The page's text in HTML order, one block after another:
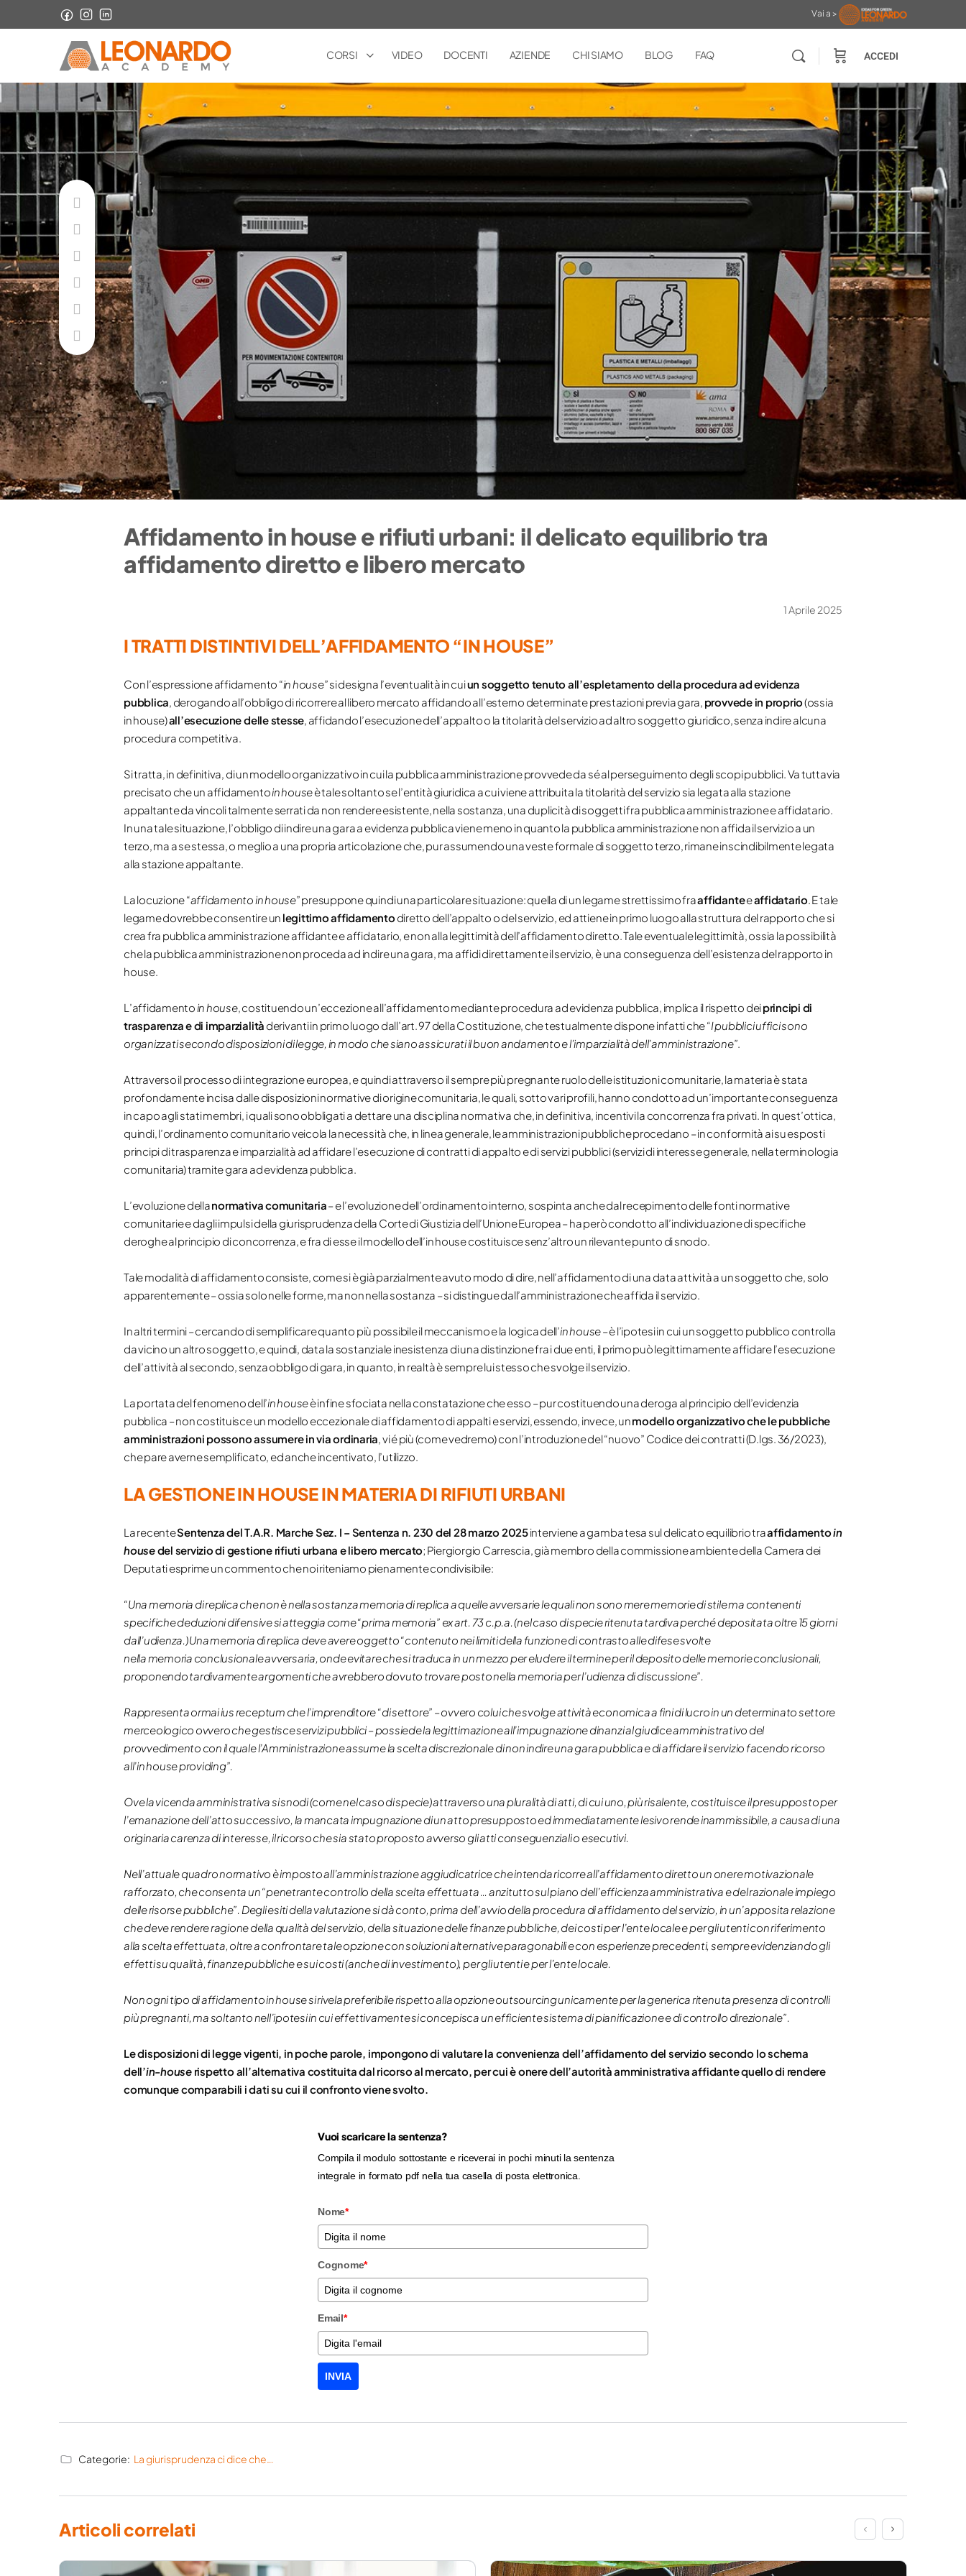
Vai a >
CORSI VIDEO DOCENTI AZIENDE CHI SIAMO BLOG FAQ ACCEDI
Affidamento in house e rifiuti urbani: il delicato equilibrio tra
affidamento diretto e libero mercato
1 Aprile 2025
I TRATTI DISTINTIVI DELL’AFFIDAMENTO “IN HOUSE”
Con l’espressione affidamento “in house” si designa l’eventualità in cuiun soggetto tenuto all’espletamento della procedura ad evidenza
pubblica, derogando all’obbligo di ricorrere al libero mercato affidando all’esterno determinate prestazioni previa gara, provvede in proprio(ossia
in house)all’esecuzione delle stesse, affidando l’esecuzione dell’appalto o la titolarità del servizio ad altro soggetto giuridico, senza indire alcuna
procedura competitiva.
Si tratta, in definitiva, di un modello organizzativo in cui la pubblica amministrazione provvede da sé al perseguimento degli scopi pubblici. Va tuttavia
precisato che un affidamentoin houseè tale soltanto se l’entità giuridica a cui viene attribuita la titolarità del servizio sia legata alla stazione
appaltante da vincoli talmente serrati da non rendere esistente, nella sostanza, una duplicità di soggetti fra pubblica amministrazione e affidatario.
In una tale situazione, l’obbligo di indire una gara a evidenza pubblica viene meno in quanto la pubblica amministrazione non affida il servizio a un
terzo, ma a se stessa, o meglio a una propria articolazione che, pur assumendo una veste formale di soggetto terzo, rimane inscindibilmente legata
alla stazione appaltante.
La locuzione “affidamento in house” presuppone quindi una particolare situazione: quella di un legame strettissimo fraaffidanteeaffidatario. E tale
legame dovrebbe consentire un legittimo affidamento diretto dell’appalto o del servizio, ed attiene in primo luogo alla struttura del rapporto che si
crea fra pubblica amministrazione affidante e affidatario, e non alla legittimità dell’affidamento diretto. Tale eventuale legittimità, ossia la possibilità
che la pubblica amministrazione non proceda ad indire una gara, ma affidi direttamente il servizio, è una conseguenza dell’esistenza del rapporto in
house.
L’affidamentoin house, costituendo un’eccezione all’affidamento mediante procedura ad evidenza pubblica, implica il rispetto deiprincipi di
trasparenza e di imparzialità derivanti in primo luogo dall’art. 97 della Costituzione, che testualmente dispone infatti che “I pubblici uffici sono
organizzati secondo disposizioni di legge, in modo che siano assicurati il buon andamento e l’imparzialità dell’amministrazione”.
Attraverso il processo di integrazione europea, e quindi attraverso il sempre più pregnante ruolo delle istituzioni comunitarie, la materia è stata
profondamente incisa dalle disposizioni normative di origine comunitaria, le quali, sotto vari profili, hanno condotto ad un’importante conseguenza
in capo agli stati membri, i quali sono obbligati a dettare una disciplina normativa che, in definitiva, incentivi la concorrenza fra privati. In quest’ottica,
quindi, l’ordinamento comunitario veicola la necessità che, in linea generale, le amministrazioni pubbliche procedano – in conformità ai su esposti
principi di trasparenza e imparzialità ad affidare l’esecuzione di contratti di appalto e di servizi pubblici (servizi di interesse generale, nella terminologia
comunitaria) tramite gara ad evidenza pubblica.
L’evoluzione dellanormativa comunitaria– e l’evoluzione dell’ordinamento interno, sospinta anche dal recepimento delle fonti normative
comunitarie e dagli impulsi della giurisprudenza della Corte di Giustizia dell’Unione Europea – ha però condotto all’individuazione di specifiche
deroghe al principio di concorrenza, e fra di esse il modello dell’in house costituisce senz’altro un rilevante punto di snodo.
Tale modalità di affidamento consiste, come si è già parzialmente avuto modo di dire, nell’affidamento di una data attività a un soggetto che, solo
apparentemente – ossia solo nelle forme, ma non nella sostanza – si distingue dall’amministrazione che affida il servizio.
In altri termini – cercando di semplificare quanto più possibile il meccanismo e la logica dell’in house– è l’ipotesi in cui un soggetto pubblico controlla
da vicino un altro soggetto, e quindi, data la sostanziale inesistenza di una distinzione fra i due enti, il primo può legittimamente affidare l’esecuzione
dell’attività al secondo, senza obbligo di gara, in quanto, in realtà è sempre lui stesso che svolge il servizio.
La portata del fenomeno dell’in houseè infine sfociata nella constatazione che esso – pur costituendo una deroga al principio dell’evidenzia
pubblica – non costituisce un modello eccezionale di affidamento di appalti e servizi, essendo, invece, unmodello organizzativo che le pubbliche
amministrazioni possono assumere in via ordinaria, vi é più (come vedremo) con l’introduzione del “nuovo” Codice dei contratti (D.lgs. 36/2023),
che pare averne semplificato, ed anche incentivato, l’utilizzo.
LA GESTIONE IN HOUSE IN MATERIA DI RIFIUTI URBANI
La recenteSentenza del T.A.R. Marche Sez. I – Sentenza n. 230 del 28 marzo 2025interviene a gamba tesa sul delicato equilibrio traaffidamentoin
housedel servizio di gestione rifiuti urbana e libero mercato; Piergiorgio Carrescia, già membro della commissione ambiente della Camera dei
Deputati esprime un commento che noi riteniamo pienamente condivisibile:
“Una memoria di replica che non è nella sostanza memoria di replica a quelle avversarie le quali non sono mere memorie di stile ma contenenti
specifiche deduzioni difensive si atteggia come “prima memoria” ex art. 73 c.p.a. (nel caso di specie ritenuta tardiva perché depositata oltre 15 giorni
dall’udienza.) Una memoria di replica deve avere oggetto “contenuto nei limiti della funzione di contrasto alle difese svolte
nella memoria conclusionale avversaria, onde evitare che si traduca in un mezzo per eludere il termine per il deposito delle memorie conclusionali,
proponendo tardivamente argomenti che avrebbero dovuto trovare posto nella memoria per l’udienza di discussione”.
Rappresenta ormai ius receptum che l’imprenditore “di settore” – ovvero colui che svolge attività economica a fini di lucro in un determinato settore
merceologico ovvero che gestisce servizi pubblici – possiede la legittimazione all’impugnazione dinanzi al giudice amministrativo del
provvedimento con il quale l’Amministrazione assume la scelta discrezionale di non indire una gara pubblica e di affidare il servizio facendo ricorso
all’in house providing”.
Ove la vicenda amministrativa si snodi (come nel caso di specie) attraverso una pluralità di atti, di cui uno, più risalente, costituisce il presupposto per
l’emanazione dell’atto successivo, la mancata impugnazione di un atto presupposto ed immediatamente lesivo rende inammissibile, a causa di una
originaria carenza di interesse, il ricorso che sia stato proposto avverso gli atti conseguenziali o esecutivi.
Nell’attuale quadro normativo è imposto all’amministrazione aggiudicatrice che intenda ricorre all’affidamento diretto un onere motivazionale
rafforzato, che consenta un “penetrante controllo della scelta effettuata … anzitutto sul piano dell’efficienza amministrativa e del razionale impiego
delle risorse pubbliche”. Degli esiti della valutazione si dà conto, prima dell’avvio della procedura di affidamento del servizio, in un’apposita relazione
che deve rendere ragione della qualità del servizio, della situazione delle finanze pubbliche, dei costi per l’ente locale e per gli utenti con riferimento
alla scelta effettuata, oltre a confrontare tale opzione con soluzioni alternative paragonabili e con esperienze precedenti, sempre evidenziando gli
effetti su qualità, finanze pubbliche e sui costi (anche di investimento), per gli utenti e per l’ente locale.
Non ogni tipo di affidamento in house si rivela preferibile rispetto alla opzione outsourcing unicamente per la generica ritenuta presenza di controlli
più pregnanti, ma soltanto nell’ipotesi in cui effettivamente si concepisca un efficiente sistema di pianificazione e di controllo direzionale”.
Le disposizioni di legge vigenti, in poche parole, impongono di valutare la convenienza dell’affidamento del servizio secondo lo schema
dell’in-houserispetto all’alternativa costituita dal ricorso al mercato, per cui è onere dell’autorità amministrativa affidante quello di rendere
comunque comparabili i dati su cui il confronto viene svolto.
Vuoi scaricare la sentenza?
Compila il modulo sottostante e riceverai in pochi minuti la sentenza
integrale in formato pdf nella tua casella di posta elettronica.
Nome*
Cognome*
Email*
INVIA
Categorie: La giurisprudenza ci dice che…
Articoli correlati